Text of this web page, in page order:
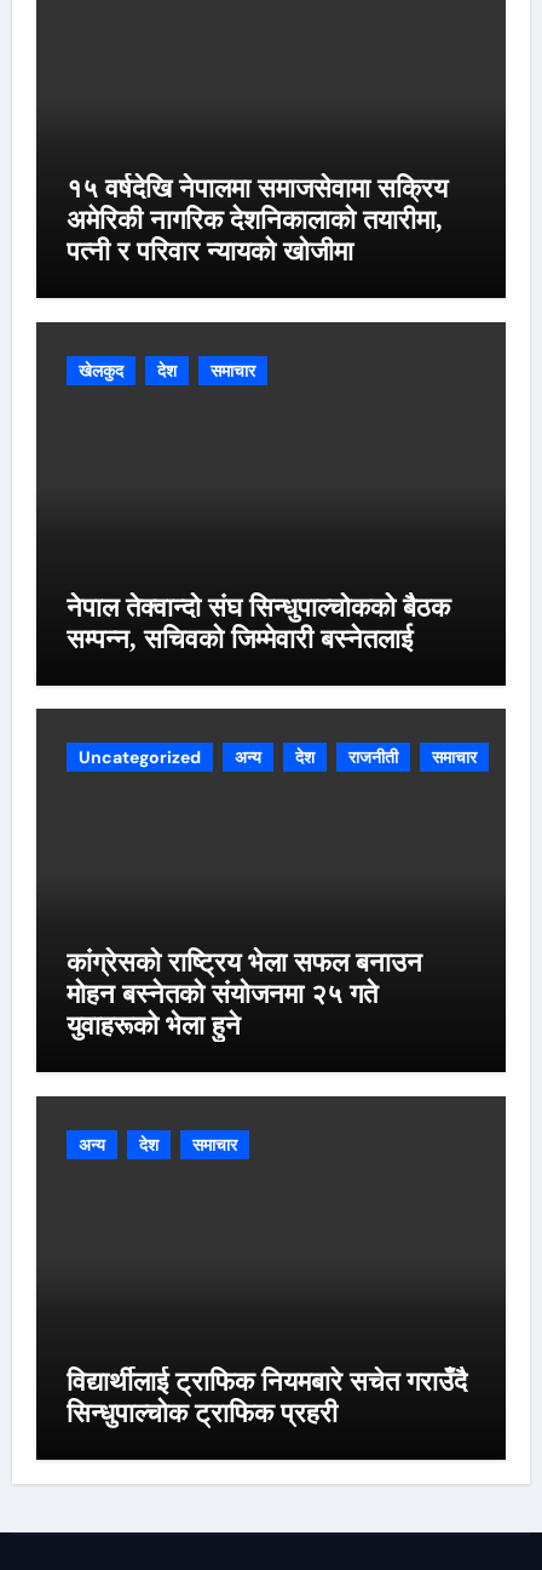
१५ वर्षदेखि नेपालमा समाजसेवामा सक्रिय
अमेरिकी नागरिक देशनिकालाको तयारीमा,
पत्नी र परिवार न्यायको खोजीमा
खेलकुद देश समाचार
नेपाल तेक्वान्दो संघ सिन्धुपाल्चोकको बैठक
सम्पन्न, सचिवको जिम्मेवारी बस्नेतलाई
Uncategorized अन्य देश राजनीती समाचार
कांग्रेसको राष्ट्रिय भेला सफल बनाउन
मोहन बस्नेतको संयोजनमा २५ गते
युवाहरूको भेला हुने
अन्य देश समाचार
विद्यार्थीलाई ट्राफिक नियमबारे सचेत गराउँदै
सिन्धुपाल्चोक ट्राफिक प्रहरी